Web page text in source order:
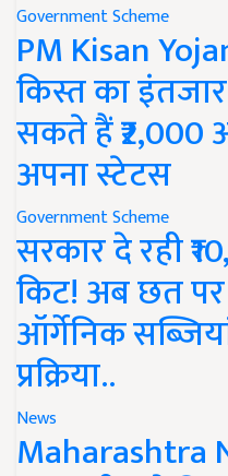
Government Scheme
PM Kisan
किस्त का
सकते हैं
अपना स्टेटस
Government Scheme
सरकार दे रही
किट! अब छत पर
ऑर्गेनिक
प्रक्रिया..
News
Maharashtra